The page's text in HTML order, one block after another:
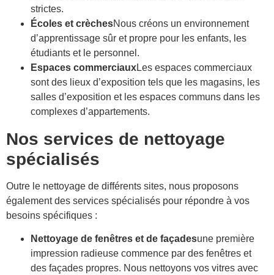
strictes.
Écoles et crèchesNous créons un environnement
d’apprentissage sûr et propre pour les enfants, les
étudiants et le personnel.
Espaces commerciauxLes espaces commerciaux
sont des lieux d’exposition tels que les magasins, les
salles d’exposition et les espaces communs dans les
complexes d’appartements.
Nos services de nettoyage
spécialisés
Outre le nettoyage de différents sites, nous proposons
également des services spécialisés pour répondre à vos
besoins spécifiques :
Nettoyage de fenêtres et de façadesune première
impression radieuse commence par des fenêtres et
des façades propres. Nous nettoyons vos vitres avec